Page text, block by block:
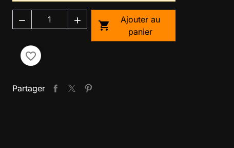
  
Ajouter au
panier
favorite_border
Partager